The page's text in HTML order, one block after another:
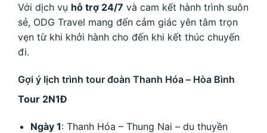
Với dịch vụ hỗ trợ 24/7 và cam kết hành trình suôn
sẻ, ODG Travel mang đến cảm giác yên tâm trọn
vẹn từ khi khởi hành cho đến khi kết thúc chuyến
đi.
Gợi ý lịch trình tour đoàn Thanh Hóa – Hòa Bình
Tour 2N1Đ
Ngày 1: Thanh Hóa – Thung Nai – du thuyền